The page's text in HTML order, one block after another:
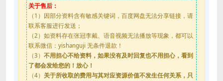
关于售后：
（1）因部分资料含有敏感关键词，百度网盘无法分享链接，请
联系客服进行发送；
（2）如资料存在张冠李戴、语音视频无法播放等现象，都可以
联系微信：yishanguji 无条件退款！
（3） 不用担心不给资料，如果没有及时回复也不用担心，看到
了都会发给您的！放心！
（4） 关于所收取的费用与其对应资源价值不发生任何关系，只